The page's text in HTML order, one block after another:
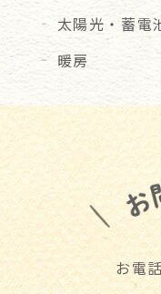
太陽光・蓄電
暖房
お電